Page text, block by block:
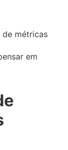
de métricas
em